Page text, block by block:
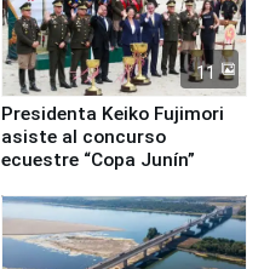
11
Presidenta Keiko Fujimori
asiste al concurso
ecuestre “Copa Junín”